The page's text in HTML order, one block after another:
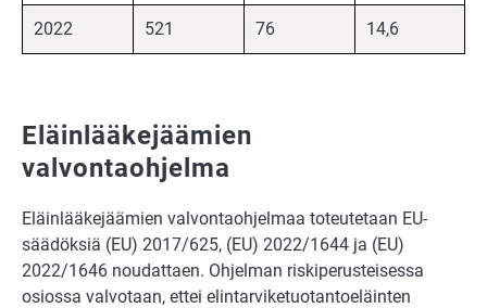
2022 521 76 14,6
Eläinlääkejäämien
valvontaohjelma
Eläinlääkejäämien valvontaohjelmaa toteutetaan EU-
säädöksiä (EU) 2017/625, (EU) 2022/1644 ja (EU)
2022/1646 noudattaen. Ohjelman riskiperusteisessa
osiossa valvotaan, ettei elintarviketuotantoeläinten